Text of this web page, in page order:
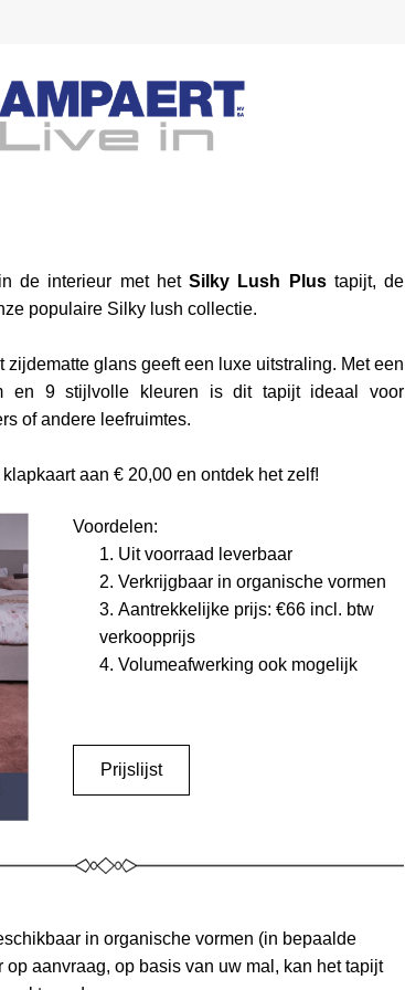
de interieur met het Silky Lush Plus tapijt, de
populaire Silky lush collectie.
zijdematte glans geeft een luxe uitstraling. Met een
en 9 stijlvolle kleuren is dit tapijt ideaal voor
of andere leefruimtes.
aan € 20,00 en ontdek het zelf!
Voordelen:
Uit voorraad leverbaar
Verkrijgbaar in organische vormen
Aantrekkelijke prijs: €66 incl. btw
verkoopprijs
Volumeafwerking ook mogelijk
Prijslijst
in organische vormen (in bepaalde
op aanvraag, op basis van uw mal, kan het tapijt